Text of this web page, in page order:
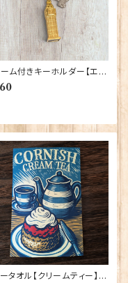
ム付きキーホルダー【エリ
スタワー】A&S Gift 9042
タオル【クリームティー】El